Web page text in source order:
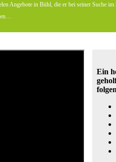
Angebote in Bühl, die er bei seiner Suche
Ein